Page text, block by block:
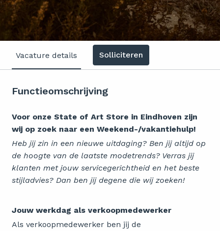
Vacature details Solliciteren
Functieomschrijving
Voor onze State of Art Store in Eindhoven zijn
wij op zoek naar een Weekend-/vakantiehulp!
Heb jij zin in een nieuwe uitdaging? Ben jij altijd op
de hoogte van de laatste modetrends? Verras jij
klanten met jouw servicegerichtheid en het beste
stijladvies? Dan ben jij degene die wij zoeken!
Jouw werkdag als verkoopmedewerker
Als verkoopmedewerker ben jij de